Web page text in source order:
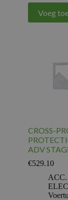
Voeg
CROSS-
ADV
€529.10
ACC.